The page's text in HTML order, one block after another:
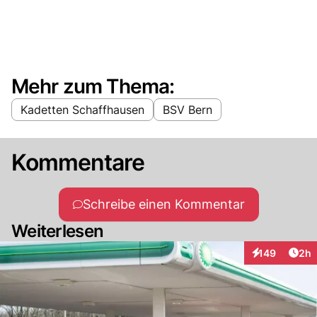
Mehr zum Thema:
Kadetten Schaffhausen BSV Bern
Kommentare
Schreibe einen Kommentar
Weiterlesen
149
Interaktionen
2h